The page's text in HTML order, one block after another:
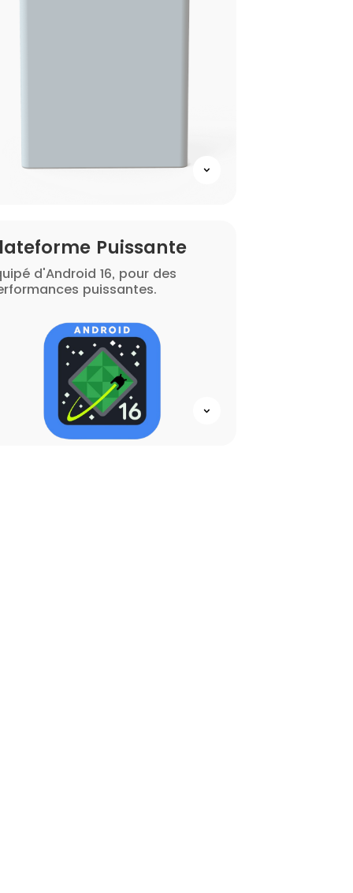
Puissante
d'Android 16, pour des
puissantes.